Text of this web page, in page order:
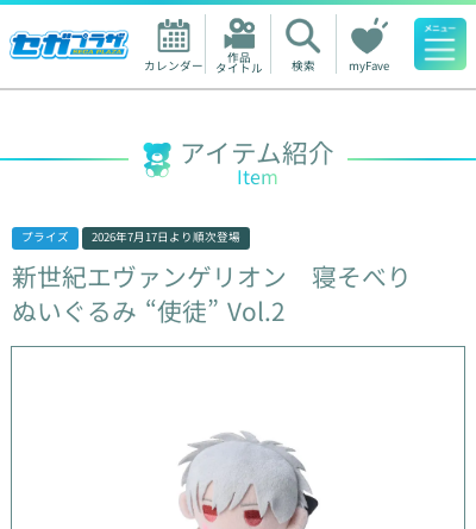
カレンダー 作品
タイトル 検索 myFave
人気ワード
アイテム紹介
Item
プライズ 2026年7月17日 より順次登場
新世紀エヴァンゲリオン
寝そべり
ぬいぐるみ “使徒” Vol.2